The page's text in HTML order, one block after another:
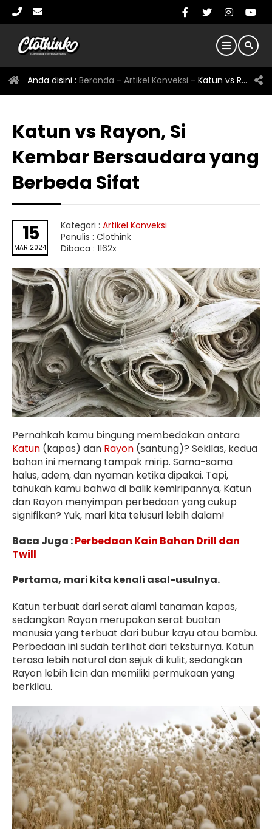
Anda disini : Beranda - Artikel Konveksi - Katun vs Rayon, Si Kembar Bersaudara yang Berbeda Sifat
Katun vs Rayon, Si
Kembar Bersaudara yang
Berbeda Sifat
15
MAR 2024
Kategori : Artikel Konveksi
Penulis : Clothink
Dibaca : 1162x
Pernahkah kamu bingung membedakan antara
Katun (kapas) dan Rayon (santung)? Sekilas, kedua
bahan ini memang tampak mirip. Sama-sama
halus, adem, dan nyaman ketika dipakai. Tapi,
tahukah kamu bahwa di balik kemiripannya, Katun
dan Rayon menyimpan perbedaan yang cukup
signifikan? Yuk, mari kita telusuri lebih dalam!
Baca Juga :Perbedaan Kain Bahan Drill dan
Twill
Pertama, mari kita kenali asal-usulnya.
Katun terbuat dari serat alami tanaman kapas,
sedangkan Rayon merupakan serat buatan
manusia yang terbuat dari bubur kayu atau bambu.
Perbedaan ini sudah terlihat dari teksturnya. Katun
terasa lebih natural dan sejuk di kulit, sedangkan
Rayon lebih licin dan memiliki permukaan yang
berkilau.